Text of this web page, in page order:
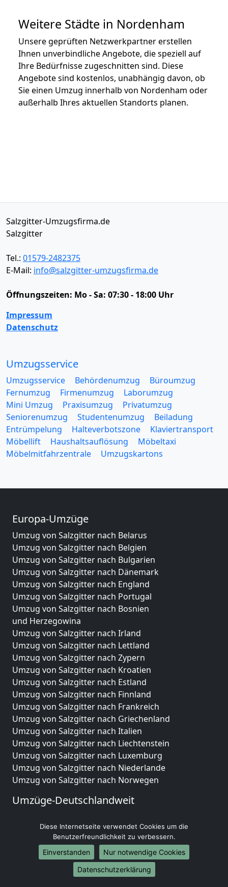
Weitere Städte in Nordenham
Unsere geprüften Netzwerkpartner erstellen
Ihnen unverbindliche Angebote, die speziell auf
Ihre Bedürfnisse zugeschnitten sind. Diese
Angebote sind kostenlos, unabhängig davon, ob
Sie einen Umzug innerhalb von Nordenham oder
außerhalb Ihres aktuellen Standorts planen.
Salzgitter-Umzugsfirma.de
Salzgitter
Tel.: 01579-2482375
E-Mail: info@salzgitter-umzugsfirma.de
Öffnungszeiten: Mo - Sa: 07:30 - 18:00 Uhr
Impressum
Datenschutz
Umzugsservice
Umzugsservice Behördenumzug
Büroumzug
Fernumzug
Firmenumzug
Laborumzug
Mini Umzug
Praxisumzug
Privatumzug
Seniorenumzug
Studentenumzug
Beiladung
Entrümpelung
Halteverbotszone
Klaviertransport
Möbellift
Haushaltsauflösung
Möbeltaxi
Möbelmitfahrzentrale
Umzugskartons
Europa-Umzüge
Umzug von Salzgitter nach Belarus
Umzug von Salzgitter nach Belgien
Umzug von Salzgitter nach Bulgarien
Umzug von Salzgitter nach Dänemark
Umzug von Salzgitter nach England
Umzug von Salzgitter nach Portugal
Umzug von Salzgitter nach Bosnien
und Herzegowina
Umzug von Salzgitter nach Irland
Umzug von Salzgitter nach Lettland
Umzug von Salzgitter nach Zypern
Umzug von Salzgitter nach Kroatien
Umzug von Salzgitter nach Estland
Umzug von Salzgitter nach Finnland
Umzug von Salzgitter nach Frankreich
Umzug von Salzgitter nach Griechenland
Umzug von Salzgitter nach Italien
Umzug von Salzgitter nach Liechtenstein
Umzug von Salzgitter nach Luxemburg
Umzug von Salzgitter nach Niederlande
Umzug von Salzgitter nach Norwegen
Umzüge-Deutschlandweit
Umzug von Salzgitter nach Hamburg
Umzug von Salzgitter nach München
Umzug von Salzgitter nach Köln
Umzug von Salzgitter nach Frankfurt am Main
Umzug von Salzgitter nach Stuttgart
Diese Internetseite verwendet Cookies um die
Benutzerfreundlichkeit zu verbessern.
Einverstanden
Nur notwendige Cookies
Datenschutzerklärung